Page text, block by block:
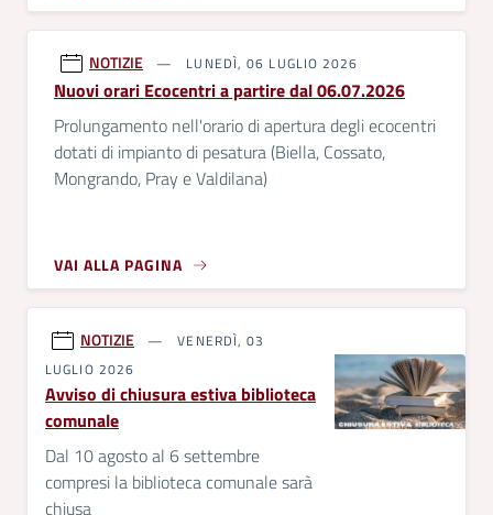
NOTIZIE LUNEDÌ, 06 LUGLIO 2026
Nuovi orari Ecocentri a partire dal 06.07.2026
Prolungamento nell'orario di apertura degli ecocentri
dotati di impianto di pesatura (Biella, Cossato,
Mongrando, Pray e Valdilana)
VAI ALLA PAGINA
NOTIZIE
VENERDÌ, 03
LUGLIO 2026
Avviso di chiusura estiva biblioteca
comunale
Dal 10 agosto al 6 settembre
compresi la biblioteca comunale sarà
chiusa